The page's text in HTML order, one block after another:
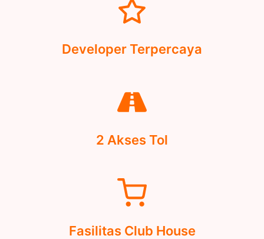
Developer Terpercaya
2 Akses Tol
Fasilitas Club House